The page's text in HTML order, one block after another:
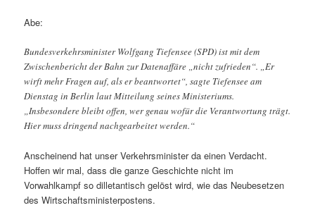
Abe:
Bundesverkehrsminister Wolfgang Tiefensee (SPD) ist mit dem
Zwischenbericht der Bahn zur Datenaffäre „nicht zufrieden“. „Er
wirft mehr Fragen auf, als er beantwortet“, sagte Tiefensee am
Dienstag in Berlin laut Mitteilung seines Ministeriums.
„Insbesondere bleibt offen, wer genau wofür die Verantwortung trägt.
Hier muss dringend nachgearbeitet werden.“
Anscheinend hat unser Verkehrsminister da einen Verdacht.
Hoffen wir mal, dass die ganze Geschichte nicht im
Vorwahlkampf so dilletantisch gelöst wird, wie das Neubesetzen
des Wirtschaftsministerpostens.